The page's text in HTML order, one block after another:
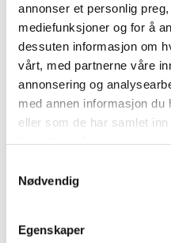
annonser et personlig
mediefunksjoner og for å
dessuten informasjon om
vårt, med partnerne våre
annonsering og
med annen informasjon du
eller som de har samlet
Nødvendig
Egenskaper
Relaterte